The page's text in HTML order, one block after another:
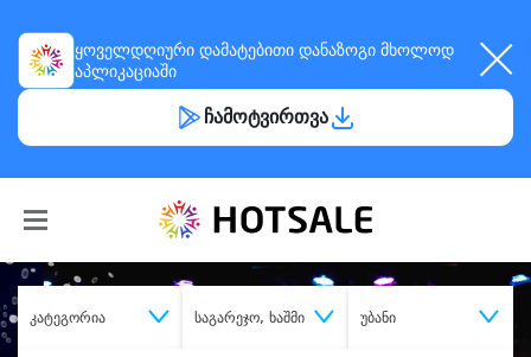
ყოველდღიური დამატებითი დანაზოგი მხოლოდ
აპლიკაციაში
ჩამოტვირთვა
კატეგორია საგარეჯო, ხაშმი უბანი